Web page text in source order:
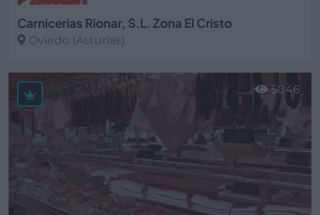
Carnicerias Rionar, S.L. Zona El Cristo
Oviedo (Asturias)
Ver más
5046